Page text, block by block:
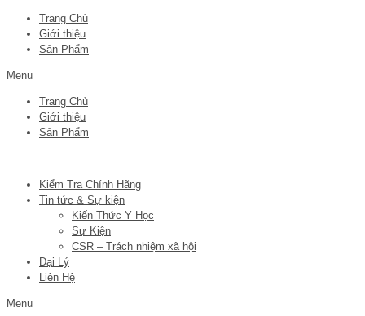
Trang Chủ
Giới thiệu
Sản Phẩm
Menu
Trang Chủ
Giới thiệu
Sản Phẩm
Kiểm Tra Chính Hãng
Tin tức & Sự kiện
Kiến Thức Y Học
Sự Kiện
CSR – Trách nhiệm xã hội
Đại Lý
Liên Hệ
Menu